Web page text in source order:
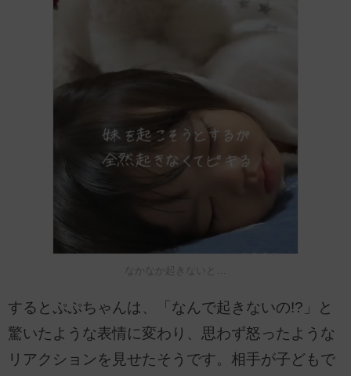
なかなか起きないと…
するとぷぷちゃんは、「なんで起きないの!?」と
驚いたような表情に変わり、思わず怒ったような
リアクションを見せたそうです。相手が子どもで